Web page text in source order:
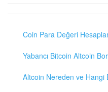
Coin Para Değeri
Yabancı Bitcoin Altcoin
Altcoin Nereden ve Hangi